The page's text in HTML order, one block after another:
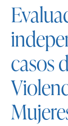
casos